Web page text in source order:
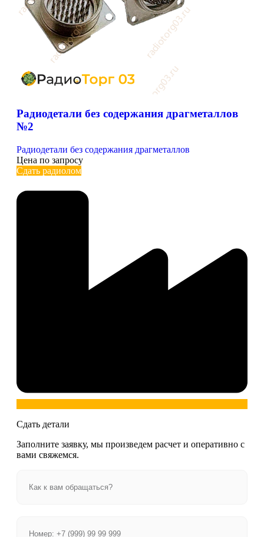
Радиодетали без содержания драгметаллов
№2
Радиодетали без содержания драгметаллов
Цена по запросу
Сдать радиолом
Сдать детали
Заполните заявку, мы произведем расчет и оперативно с
вами свяжемся.